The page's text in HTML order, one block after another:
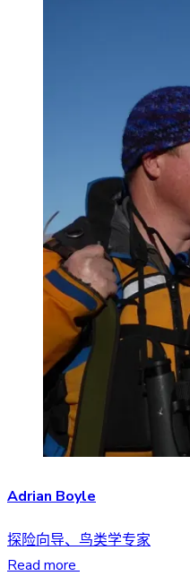
Adrian Boyle
探险向导、鸟类学专家
Read more